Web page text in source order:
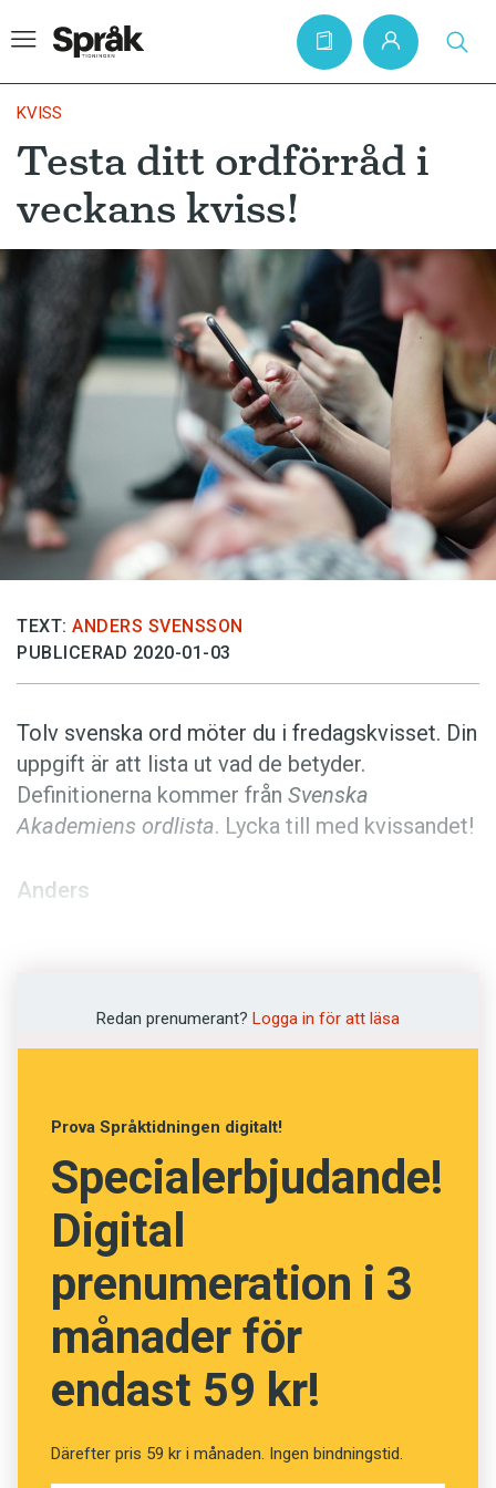
Hem
Artiklar
Krönikor
Språkfrågor
Skrivtips
Bokrecensioner
Kviss
Podden
Anmäl till språkpolisen
Föreslå nyord
Annonsera
Prenumerera
KVISS
Testa ditt ordförråd i
veckans kviss!
TEXT: ANDERS SVENSSON
PUBLICERAD 2020-01-03
Tolv svenska ord möter du i fredagskvisset. Din
uppgift är att lista ut vad de betyder.
Definitionerna kommer från Svenska
Akademiens ordlista. Lycka till med kvissandet!
Anders
Pröva din ordkunskap!
Fråga13av24
Selektiv
Utväljande
Snobbig
Tveksam
Snål
Redan prenumerant? Logga in för att läsa
Prova Språktidningen digitalt!
Specialerbjudande!
Digital
prenumeration i 3
månader för
endast 59 kr!
Därefter pris 59 kr i månaden. Ingen bindningstid.